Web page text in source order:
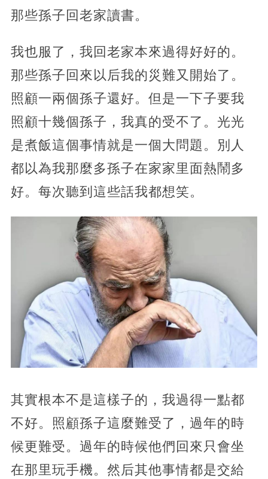
那些孫子回老家讀書。
我也服了，我回老家本來過得好好的。
那些孫子回來以后我的災難又開始了。
照顧一兩個孫子還好。但是一下子要我
照顧十幾個孫子，我真的受不了。光光
是煮飯這個事情就是一個大問題。別人
都以為我那麼多孫子在家家里面熱鬧多
好。每次聽到這些話我都想笑。
其實根本不是這樣子的，我過得一點都
不好。照顧孫子這麼難受了，過年的時
候更難受。過年的時候他們回來只會坐
在那里玩手機。然后其他事情都是交給